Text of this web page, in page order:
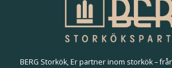
BERG Storkök, Er partner inom storkök –